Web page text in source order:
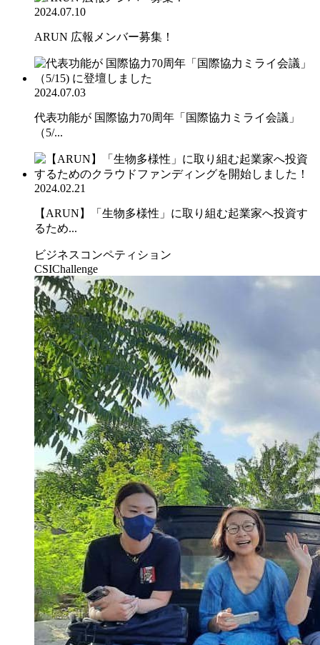
2024.07.10
ARUN 広報メンバー募集！
2024.07.03
代表功能が 国際協力70周年「国際協力ミライ会議」
（5/...
2024.02.21
【ARUN】「生物多様性」に取り組む起業家へ投資す
るため...
ビジネスコンペティション
CSIChallenge